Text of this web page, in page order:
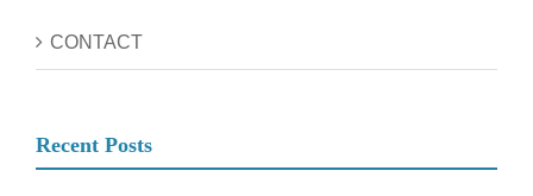
CONTACT
Recent Posts